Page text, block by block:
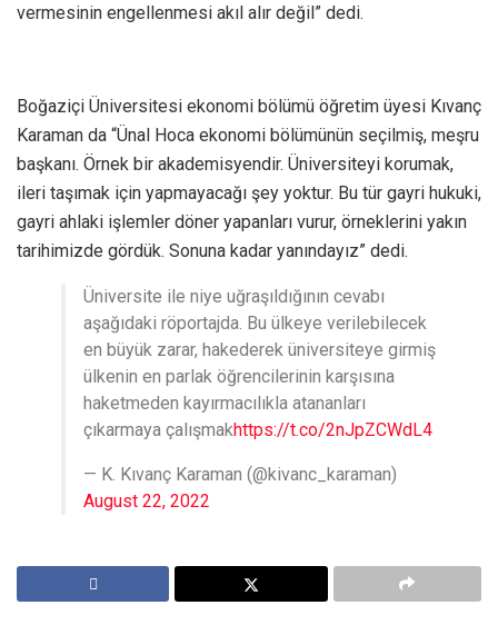
vermesinin engellenmesi akıl alır değil” dedi.
Boğaziçi Üniversitesi ekonomi bölümü öğretim üyesi Kıvanç
Karaman da “Ünal Hoca ekonomi bölümünün seçilmiş, meşru
başkanı. Örnek bir akademisyendir. Üniversiteyi korumak,
ileri taşımak için yapmayacağı şey yoktur. Bu tür gayri hukuki,
gayri ahlaki işlemler döner yapanları vurur, örneklerini yakın
tarihimizde gördük. Sonuna kadar yanındayız” dedi.
Üniversite ile niye uğraşıldığının cevabı
aşağıdaki röportajda. Bu ülkeye verilebilecek
en büyük zarar, hakederek üniversiteye girmiş
ülkenin en parlak öğrencilerinin karşısına
haketmeden kayırmacılıkla atananları
çıkarmaya çalışmakhttps://t.co/2nJpZCWdL4
— K. Kıvanç Karaman (@kivanc_karaman)
August 22, 2022